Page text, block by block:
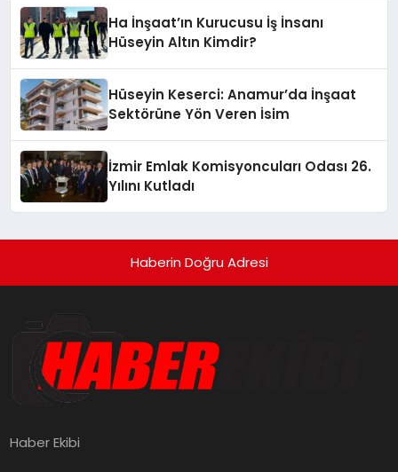
Ha İnşaat’ın Kurucusu İş İnsanı
Hüseyin Altın Kimdir?
Hüseyin Keserci: Anamur’da İnşaat
Sektörüne Yön Veren İsim
İzmir Emlak Komisyoncuları Odası 26.
Yılını Kutladı
Haberin Doğru Adresi
Haber Ekibi